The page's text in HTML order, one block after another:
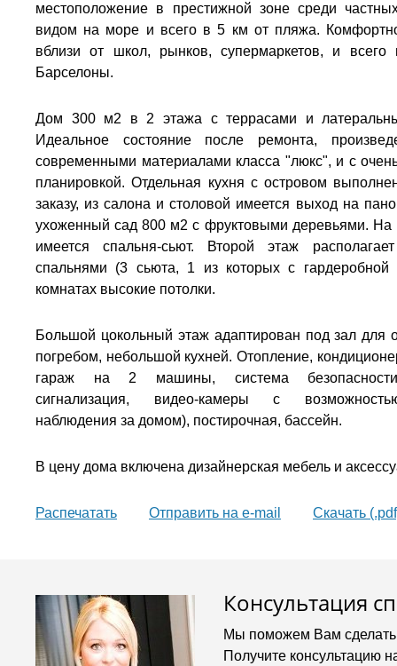
местоположение в престижной зоне среди
видом на море и всего в 5 км от пляжа.
вблизи от школ, рынков, супермаркетов, и
Барселоны.
Дом 300 м2 в 2 этажа с террасами и
Идеальное состояние после ремонта,
современными материалами класса "люкс", и с
планировкой. Отдельная кухня с островом
заказу, из салона и столовой имеется выход на
ухоженный сад 800 м2 с фруктовыми деревьями. На
имеется спальня-сьют. Второй этаж
спальнями (3 сьюта, 1 из которых с гардеробной
комнатах высокие потолки.
Большой цокольный этаж адаптирован под зал для
погребом, небольшой кухней. Отопление,
гараж на 2 машины, система безопасности
сигнализация, видео-камеры с
наблюдения за домом), постирочная, бассейн.
В цену дома включена дизайнерская мебель и
Распечатать Oтправить на e-mail Скачать
Консультация
Мы поможем Вам
Получите консультацию